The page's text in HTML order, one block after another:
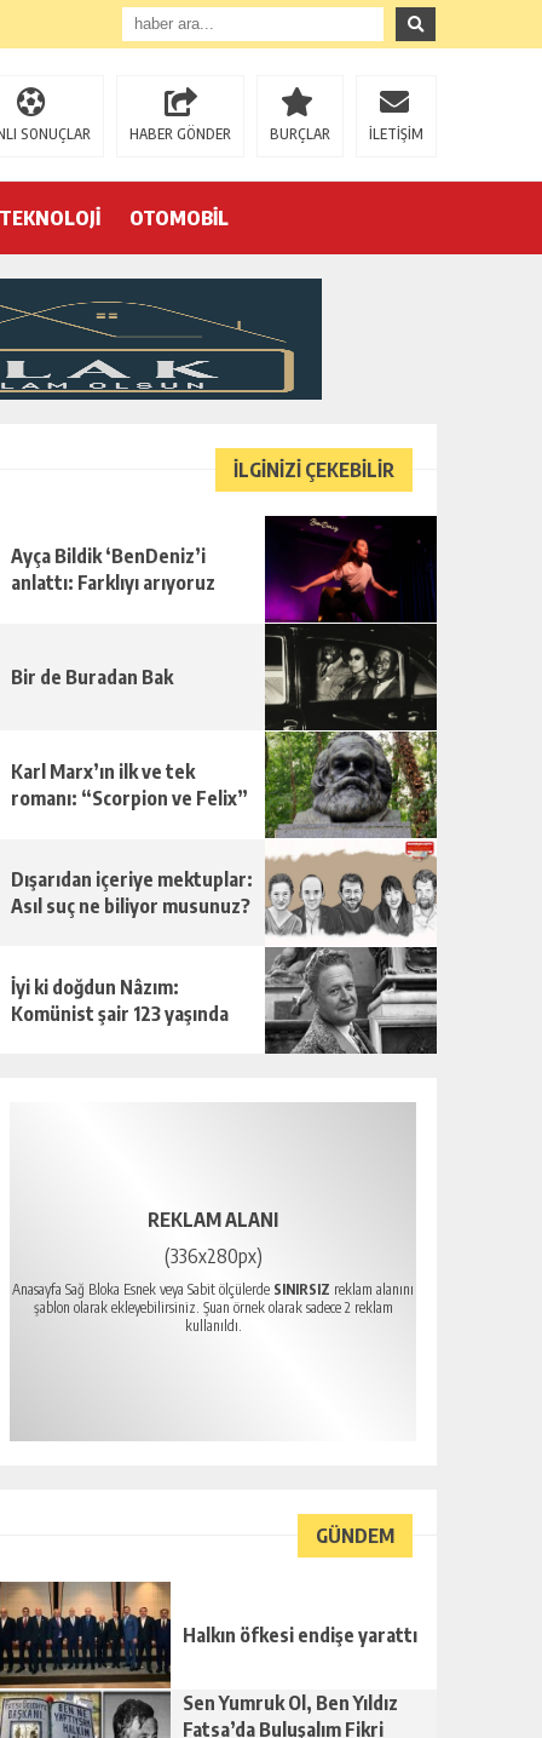
SONUÇLAR HABER GÖNDER BURÇLAR İLETİŞİM
TEKNOLOJİ OTOMOBİL
İLGİNİZİ ÇEKEBİLİR
Ayça Bildik ‘BenDeniz’i
anlattı: Farklıyı arıyoruz
Bir de Buradan Bak
Karl Marx’ın ilk ve tek
romanı: “Scorpion ve Felix”
Dışarıdan içeriye mektuplar:
Asıl suç ne biliyor musunuz?
İyi ki doğdun Nâzım:
Komünist şair 123 yaşında
REKLAM ALANI
(336x280px)
Anasayfa Sağ Bloka Esnek veya Sabit ölçülerde SINIRSIZ reklam alanını
şablon olarak ekleyebilirsiniz. Şuan örnek olarak sadece 2 reklam
kullanıldı.
GÜNDEM
Halkın öfkesi endişe yarattı
Sen Yumruk Ol, Ben Yıldız
Fatsa’da Buluşalım Fikri